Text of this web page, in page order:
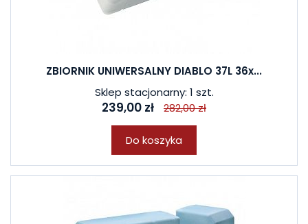
ZBIORNIK UNIWERSALNY DIABLO 37L 36x...
Sklep stacjonarny: 1 szt.
239,00 zł 282,00 zł
Do koszyka